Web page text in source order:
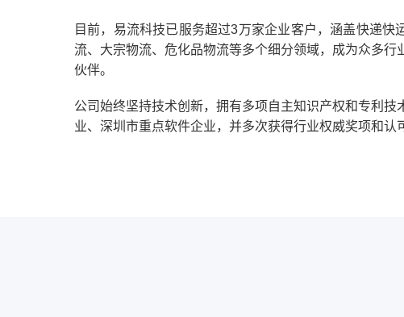
目前，易流科技已服务超过3万家企业客户，涵盖快递快
流、大宗物流、危化品物流等多个细分领域，成为众多行
伙伴。
公司始终坚持技术创新，拥有多项自主知识产权和专利技
业、深圳市重点软件企业，并多次获得行业权威奖项和认